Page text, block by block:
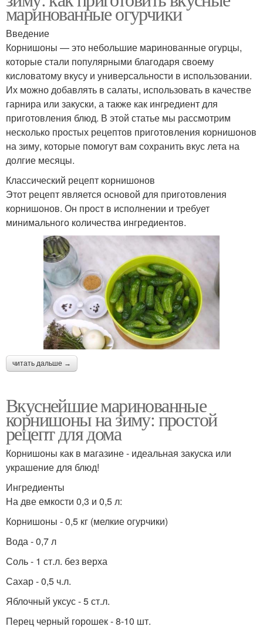
маринованные огурчики
Введение
Корнишоны — это небольшие маринованные огурцы,
которые стали популярными благодаря своему
кисловатому вкусу и универсальности в использовании.
Их можно добавлять в салаты, использовать в качестве
гарнира или закуски, а также как ингредиент для
приготовления блюд. В этой статье мы рассмотрим
несколько простых рецептов приготовления корнишонов
на зиму, которые помогут вам сохранить вкус лета на
долгие месяцы.
Классический рецепт корнишонов
Этот рецепт является основой для приготовления
корнишонов. Он прост в исполнении и требует
минимального количества ингредиентов.
читать дальше →
Вкуснейшие маринованные
корнишоны на зиму: простой
рецепт для дома
Корнишоны как в магазине - идеальная закуска или
украшение для блюд!
Ингредиенты
На две емкости 0,3 и 0,5 л:
Корнишоны - 0,5 кг (мелкие огурчики)
Вода - 0,7 л
Соль - 1 ст.л. без верха
Сахар - 0,5 ч.л.
Яблочный уксус - 5 ст.л.
Перец черный горошек - 8-10 шт.